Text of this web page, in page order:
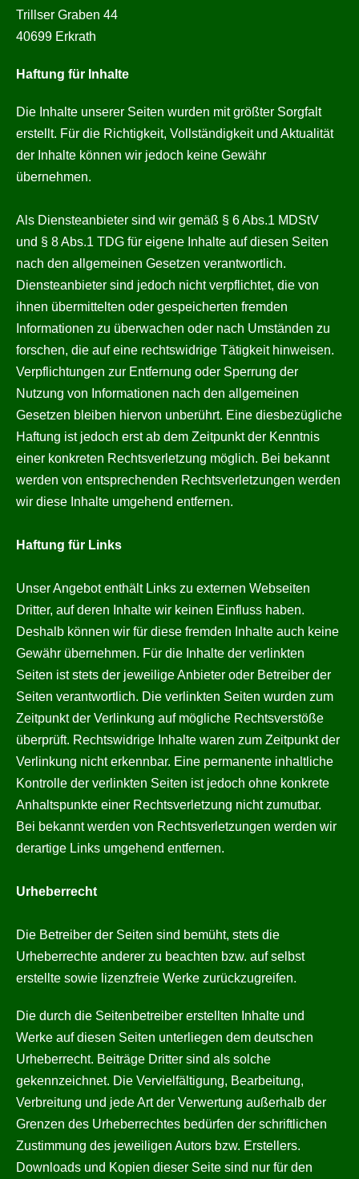
Trillser Graben 44
40699 Erkrath
Haftung für Inhalte
Die Inhalte unserer Seiten wurden mit größter Sorgfalt
erstellt. Für die Richtigkeit, Vollständigkeit und Aktualität
der Inhalte können wir jedoch keine Gewähr
übernehmen.
Als Diensteanbieter sind wir gemäß § 6 Abs.1 MDStV
und § 8 Abs.1 TDG für eigene Inhalte auf diesen Seiten
nach den allgemeinen Gesetzen verantwortlich.
Diensteanbieter sind jedoch nicht verpflichtet, die von
ihnen übermittelten oder gespeicherten fremden
Informationen zu überwachen oder nach Umständen zu
forschen, die auf eine rechtswidrige Tätigkeit hinweisen.
Verpflichtungen zur Entfernung oder Sperrung der
Nutzung von Informationen nach den allgemeinen
Gesetzen bleiben hiervon unberührt. Eine diesbezügliche
Haftung ist jedoch erst ab dem Zeitpunkt der Kenntnis
einer konkreten Rechtsverletzung möglich. Bei bekannt
werden von entsprechenden Rechtsverletzungen werden
wir diese Inhalte umgehend entfernen.
Haftung für Links
Unser Angebot enthält Links zu externen Webseiten
Dritter, auf deren Inhalte wir keinen Einfluss haben.
Deshalb können wir für diese fremden Inhalte auch keine
Gewähr übernehmen. Für die Inhalte der verlinkten
Seiten ist stets der jeweilige Anbieter oder Betreiber der
Seiten verantwortlich. Die verlinkten Seiten wurden zum
Zeitpunkt der Verlinkung auf mögliche Rechtsverstöße
überprüft. Rechtswidrige Inhalte waren zum Zeitpunkt der
Verlinkung nicht erkennbar. Eine permanente inhaltliche
Kontrolle der verlinkten Seiten ist jedoch ohne konkrete
Anhaltspunkte einer Rechtsverletzung nicht zumutbar.
Bei bekannt werden von Rechtsverletzungen werden wir
derartige Links umgehend entfernen.
Urheberrecht
Die Betreiber der Seiten sind bemüht, stets die
Urheberrechte anderer zu beachten bzw. auf selbst
erstellte sowie lizenzfreie Werke zurückzugreifen.
Die durch die Seitenbetreiber erstellten Inhalte und
Werke auf diesen Seiten unterliegen dem deutschen
Urheberrecht. Beiträge Dritter sind als solche
gekennzeichnet. Die Vervielfältigung, Bearbeitung,
Verbreitung und jede Art der Verwertung außerhalb der
Grenzen des Urheberrechtes bedürfen der schriftlichen
Zustimmung des jeweiligen Autors bzw. Erstellers.
Downloads und Kopien dieser Seite sind nur für den